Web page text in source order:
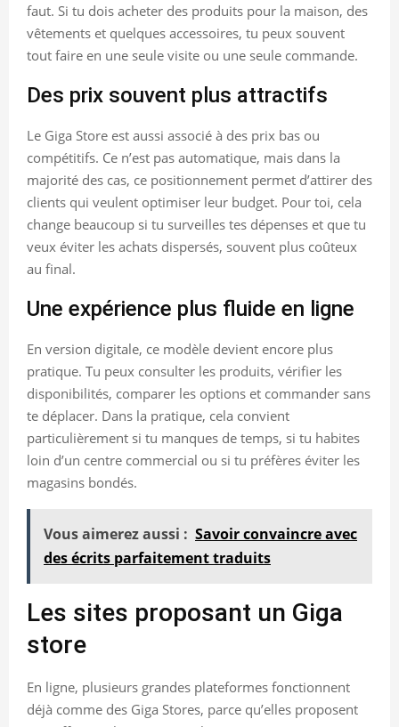
faut. Si tu dois acheter des produits pour la maison, des
vêtements et quelques accessoires, tu peux souvent
tout faire en une seule visite ou une seule commande.
Des prix souvent plus attractifs
Le Giga Store est aussi associé à des prix bas ou
compétitifs. Ce n’est pas automatique, mais dans la
majorité des cas, ce positionnement permet d’attirer des
clients qui veulent optimiser leur budget. Pour toi, cela
change beaucoup si tu surveilles tes dépenses et que tu
veux éviter les achats dispersés, souvent plus coûteux
au final.
Une expérience plus fluide en ligne
En version digitale, ce modèle devient encore plus
pratique. Tu peux consulter les produits, vérifier les
disponibilités, comparer les options et commander sans
te déplacer. Dans la pratique, cela convient
particulièrement si tu manques de temps, si tu habites
loin d’un centre commercial ou si tu préfères éviter les
magasins bondés.
Vous aimerez aussi : Savoir convaincre avec
des écrits parfaitement traduits
Les sites proposant un Giga
store
En ligne, plusieurs grandes plateformes fonctionnent
déjà comme des Giga Stores, parce qu’elles proposent